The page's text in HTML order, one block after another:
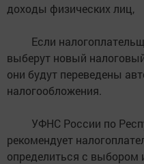
доходы физических лиц,
Если
выберут новый
они будут переведены
налогообложения.
УФНС России по
рекомендует
определиться с выбором